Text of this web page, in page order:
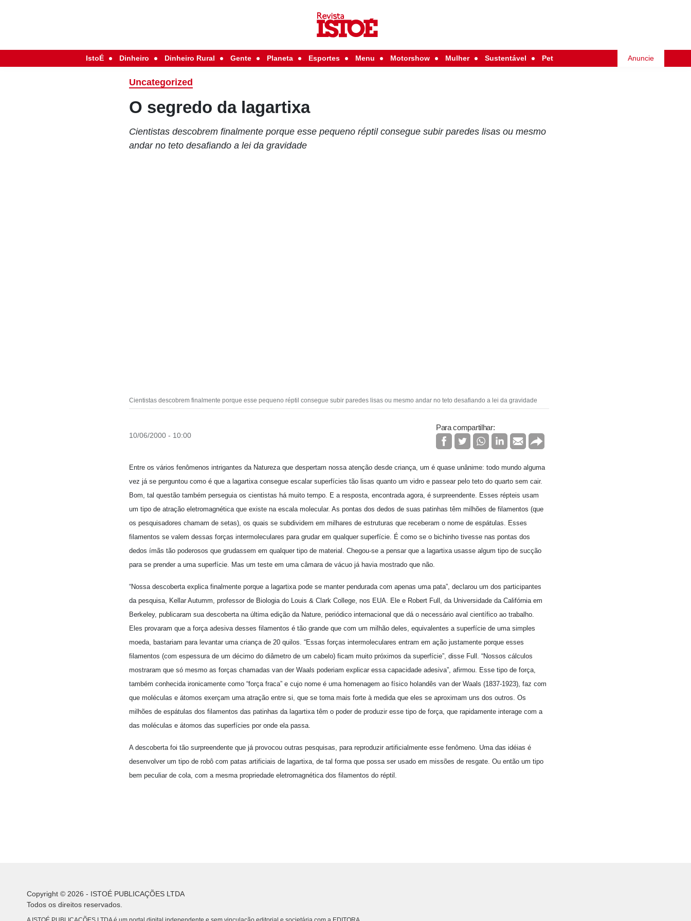
IstoÉ Dinheiro Dinheiro Rural Gente Planeta Esportes Menu Motorshow Mulher Sustentável Pet Anuncie
Uncategorized
O segredo da lagartixa
Cientistas descobrem finalmente porque esse pequeno réptil consegue subir paredes lisas ou mesmo
andar no teto desafiando a lei da gravidade
Cientistas descobrem finalmente porque esse pequeno réptil consegue subir paredes lisas ou mesmo andar no teto desafiando a lei da gravidade
10/06/2000 - 10:00
Para compartilhar:
Entre os vários fenômenos intrigantes da Natureza que despertam nossa atenção desde criança, um é quase unânime: todo mundo alguma
vez já se perguntou como é que a lagartixa consegue escalar superfícies tão lisas quanto um vidro e passear pelo teto do quarto sem cair.
Bom, tal questão também perseguia os cientistas há muito tempo. E a resposta, encontrada agora, é surpreendente. Esses répteis usam
um tipo de atração eletromagnética que existe na escala molecular. As pontas dos dedos de suas patinhas têm milhões de filamentos (que
os pesquisadores chamam de setas), os quais se subdividem em milhares de estruturas que receberam o nome de espátulas. Esses
filamentos se valem dessas forças intermoleculares para grudar em qualquer superfície. É como se o bichinho tivesse nas pontas dos
dedos ímãs tão poderosos que grudassem em qualquer tipo de material. Chegou-se a pensar que a lagartixa usasse algum tipo de sucção
para se prender a uma superfície. Mas um teste em uma câmara de vácuo já havia mostrado que não.
“Nossa descoberta explica finalmente porque a lagartixa pode se manter pendurada com apenas uma pata”, declarou um dos participantes
da pesquisa, Kellar Autumm, professor de Biologia do Louis & Clark College, nos EUA. Ele e Robert Full, da Universidade da Califórnia em
Berkeley, publicaram sua descoberta na última edição da Nature, periódico internacional que dá o necessário aval científico ao trabalho.
Eles provaram que a força adesiva desses filamentos é tão grande que com um milhão deles, equivalentes a superfície de uma simples
moeda, bastariam para levantar uma criança de 20 quilos. “Essas forças intermoleculares entram em ação justamente porque esses
filamentos (com espessura de um décimo do diâmetro de um cabelo) ficam muito próximos da superfície”, disse Full. “Nossos cálculos
mostraram que só mesmo as forças chamadas van der Waals poderiam explicar essa capacidade adesiva”, afirmou. Esse tipo de força,
também conhecida ironicamente como “força fraca” e cujo nome é uma homenagem ao físico holandês van der Waals (1837-1923), faz com
que moléculas e átomos exerçam uma atração entre si, que se torna mais forte à medida que eles se aproximam uns dos outros. Os
milhões de espátulas dos filamentos das patinhas da lagartixa têm o poder de produzir esse tipo de força, que rapidamente interage com a
das moléculas e átomos das superfícies por onde ela passa.
A descoberta foi tão surpreendente que já provocou outras pesquisas, para reproduzir artificialmente esse fenômeno. Uma das idéias é
desenvolver um tipo de robô com patas artificiais de lagartixa, de tal forma que possa ser usado em missões de resgate. Ou então um tipo
bem peculiar de cola, com a mesma propriedade eletromagnética dos filamentos do réptil.
Copyright © 2026 - ISTOÉ PUBLICAÇÕES LTDA
Todos os direitos reservados.